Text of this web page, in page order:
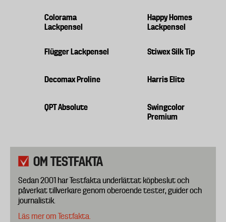
Colorama
Lackpensel
Happy Homes
Lackpensel
Flügger Lackpensel Stiwex Silk Tip
Decomax Proline Harris Elite
QPT Absolute
Swingcolor
Premium
OM TESTFAKTA
Sedan 2001 har Testfakta underlättat köpbeslut och
påverkat tillverkare genom oberoende tester, guider och
journalistik.
Läs mer om Testfakta.